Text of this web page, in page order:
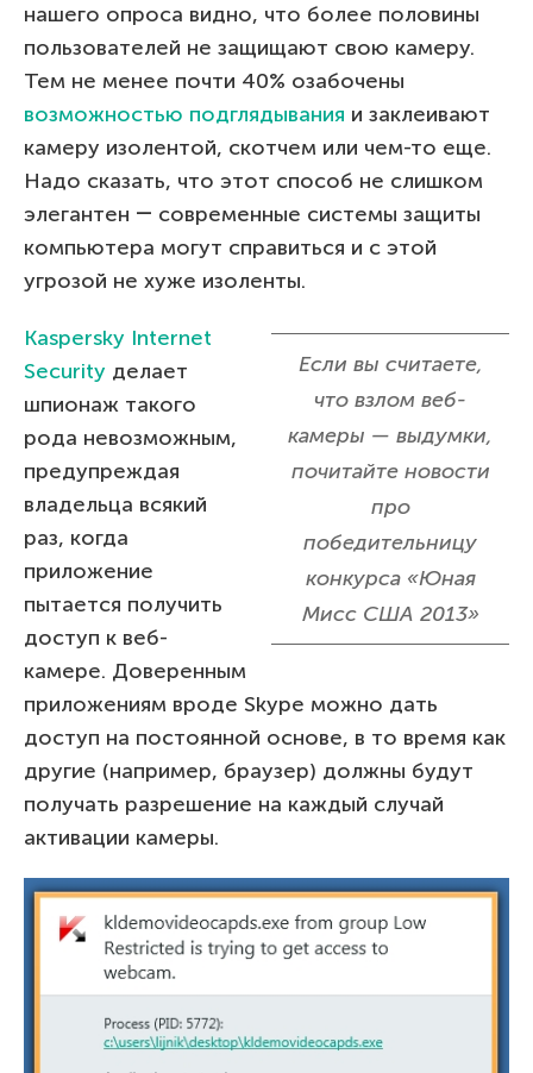
нашего опроса видно, что более половины
пользователей не защищают свою камеру.
Тем не менее почти 40% озабочены
возможностью подглядывания и заклеивают
камеру изолентой, скотчем или чем-то еще.
Надо сказать, что этот способ не слишком
элегантен ― современные системы защиты
компьютера могут справиться и с этой
угрозой не хуже изоленты.
Если вы считаете,
что взлом веб-
камеры — выдумки,
почитайте новости
про
победительницу
конкурса «Юная
Мисс США 2013»
Kaspersky Internet
Security делает
шпионаж такого
рода невозможным,
предупреждая
владельца всякий
раз, когда
приложение
пытается получить
доступ к веб-
камере. Доверенным
приложениям вроде Skype можно дать
доступ на постоянной основе, в то время как
другие (например, браузер) должны будут
получать разрешение на каждый случай
активации камеры.